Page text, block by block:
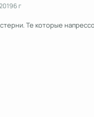
6 г
Те которые